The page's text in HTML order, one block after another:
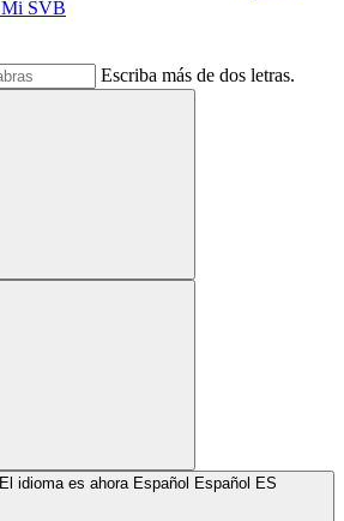
Mi SVB
Escriba más de dos letras.
El idioma es ahora Español Español ES